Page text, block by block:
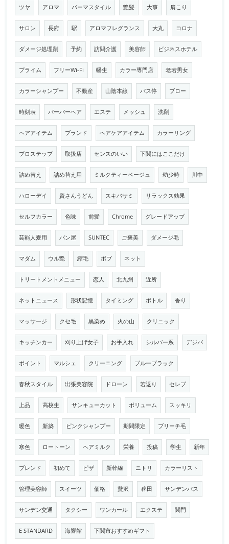
ツヤ アロマ パーマスタイル 艶髪 大事 肩こり
サロン 長府 駅 アロマフレグランス 大丸 コロナ
ダメージ処理剤 予約 訪問介護 美容師 ビジネスホテル
プライム フリーWi-Fi 幡生 カラー専門店 老若男女
カラーシャンプー 不動産 山陰本線 バス停 ブロー
時刻表 バーバーヘア エステ メッシュ 洗剤
ヘアアイテム ブランド ヘアケアアイテム カラーリング
プロステップ 取扱店 センスのいい 下関にはここだけ
詰め替え 詰め替え用 ミルクティーベージュ 幼少時 川中
ハローデイ 資さんうどん スキバサミ リラックス効果
セルフカラー 色味 前髪 Chrome グレードアップ
芸能人愛用 パン屋 SUNTEC ご褒美 ダメージ毛
マダム ウル艶 縮毛 ボブ ネット
トリートメントメニュー 恋人 北九州 近所
ネットニュース 形状記憶 タイミング ボトル 香り
マッサージ クセ毛 黒染め 火の山 クリニック
キッチンカー 刈り上げ女子 お手入れ シルバー系 デジパ
ポイント マルシェ クリーニング ブルーブラック
春秋スタイル 出張美容院 ドローン 若返り セレブ
上品 高校生 サンキューカット ボリューム スッキリ
暖色 新築 ピンクシャンプー 期間限定 ブリーチ毛
寒色 ロートーン ヘアミルク 栄養 投稿 学生 新年
ブレンド 初めて ピザ 新幹線 ニトリ カラーリスト
管理美容師 スイーツ 価格 贅沢 稗田 サンデンバス
サンデン交通 タクシー ワンカール エクステ 関門
E STANDARD 海響館 下関市おすすめギフト